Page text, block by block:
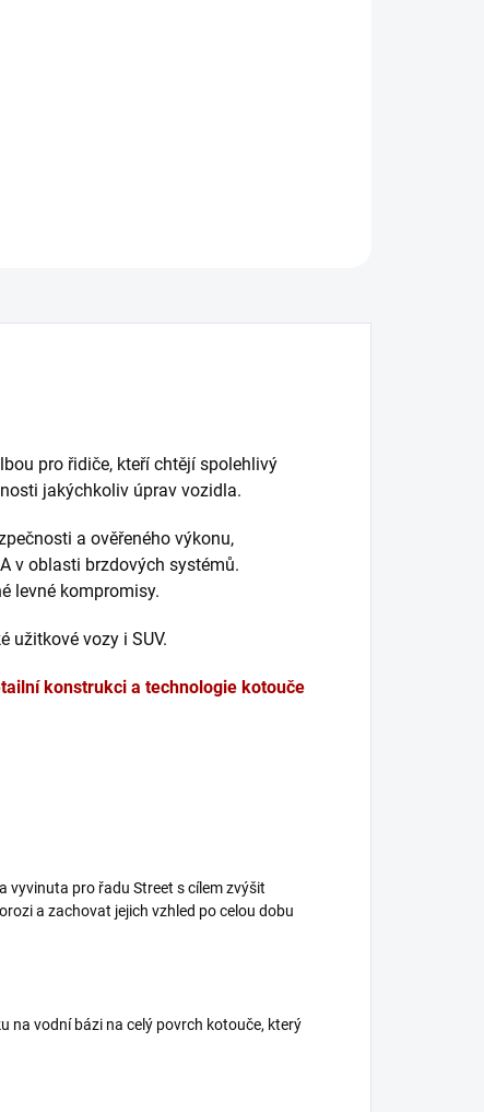
pro řidiče, kteří chtějí spolehlivý
jakýchkoliv úprav vozidla.
a ověřeného výkonu,
v oblasti brzdových systémů.
levné kompromisy.
užitkové vozy i SUV.
konstrukci a technologie kotouče
vyvinuta pro řadu Street s cílem zvýšit
a zachovat jejich vzhled po celou dobu
na vodní bázi na celý povrch kotouče, který